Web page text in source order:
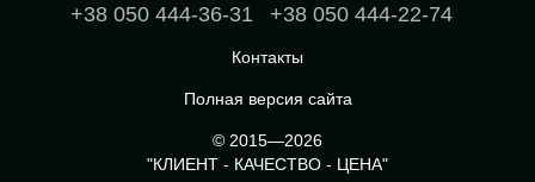
+38 050 444-36-31 +38 050 444-22-74
Контакты
Полная версия сайта
© 2015—2026
"КЛИЕНТ - КАЧЕСТВО - ЦЕНА"